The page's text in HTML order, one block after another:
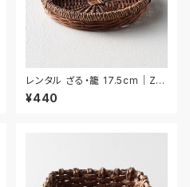
レンタル ざる・籠 17.5cm｜ZA
R034
¥440